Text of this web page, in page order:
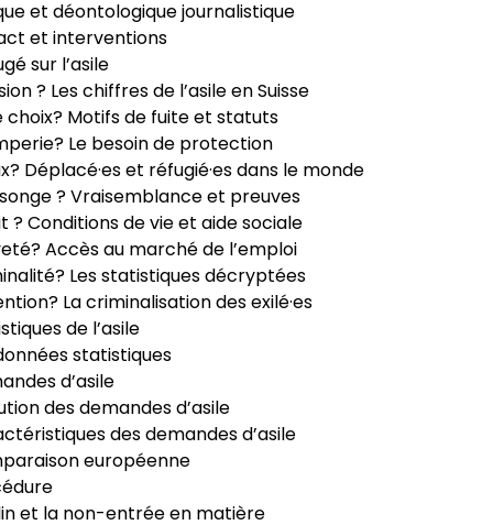
et déontologique journalistique
et interventions
sur l’asile
? Les chiffres de l’asile en Suisse
choix? Motifs de fuite et statuts
Le besoin de protection
Déplacé·es et réfugié·es dans le monde
? Vraisemblance et preuves
? Conditions de vie et aide sociale
Accès au marché de l’emploi
Les statistiques décryptées
La criminalisation des exilé·es
de l’asile
statistiques
d’asile
des demandes d’asile
des demandes d’asile
européenne
et la non-entrée en matière